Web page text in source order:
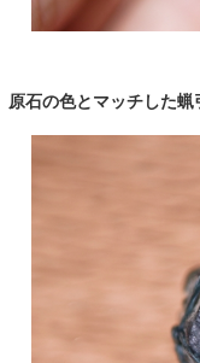
原石の色とマッチした